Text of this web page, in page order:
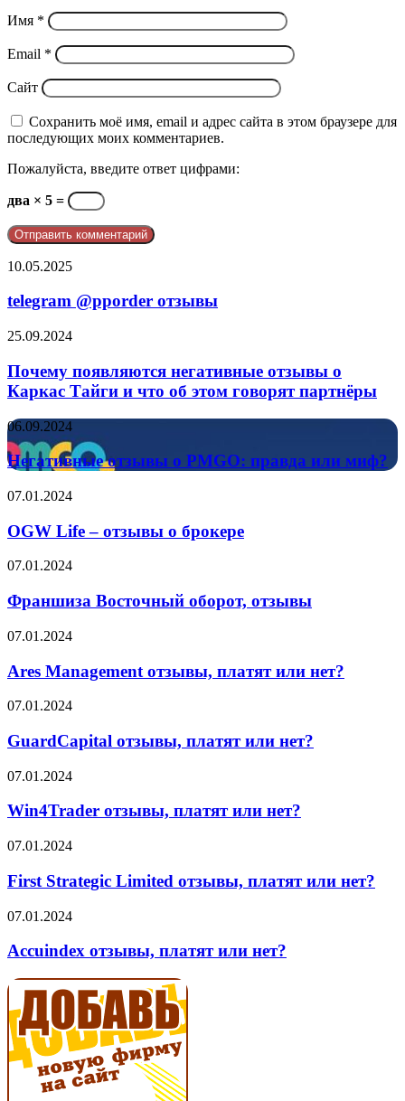
Имя *
Email *
Сайт
Сохранить моё имя, email и адрес сайта в этом браузере для
последующих моих комментариев.
Пожалуйста, введите ответ цифрами:
два × 5 =
telegram
отзывы
10.05.2025
telegram @pporder отзывы
Почему
негативные
отзывы
о
Каркас
Тайги
и
что
этом
партнёры
25.09.2024
Почему появляются негативные отзывы о
Каркас Тайги и что об этом говорят партнёры
Негативные
отзывы
о
PMGO:
правда
миф?
06.09.2024
Негативные отзывы о PMGO: правда или миф?
OGW
–
отзывы
о
07.01.2024
OGW Life – отзывы о брокере
Франшиза
оборот,
отзывы
07.01.2024
Франшиза Восточный оборот, отзывы
Ares
отзывы,
платят
или
07.01.2024
Ares Management отзывы, платят или нет?
GuardCapital
платят
или
нет?
07.01.2024
GuardCapital отзывы, платят или нет?
Win4Trader
платят
нет?
07.01.2024
Win4Trader отзывы, платят или нет?
First
Limited
отзывы,
платят
или
нет?
07.01.2024
First Strategic Limited отзывы, платят или нет?
Accuindex
платят
нет?
07.01.2024
Accuindex отзывы, платят или нет?